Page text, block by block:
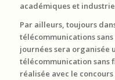
académiques et
Par ailleurs, toujours
télécommunications
journées sera organisée
télécommunication sans
réalisée avec le